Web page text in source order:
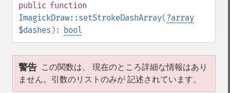
public function
ImagickDraw::setStrokeDashArray(?array
$dashes ): bool
警告 この関数は、 現在のところ詳細な情報はあり
ません。引数のリストのみが 記述されています。